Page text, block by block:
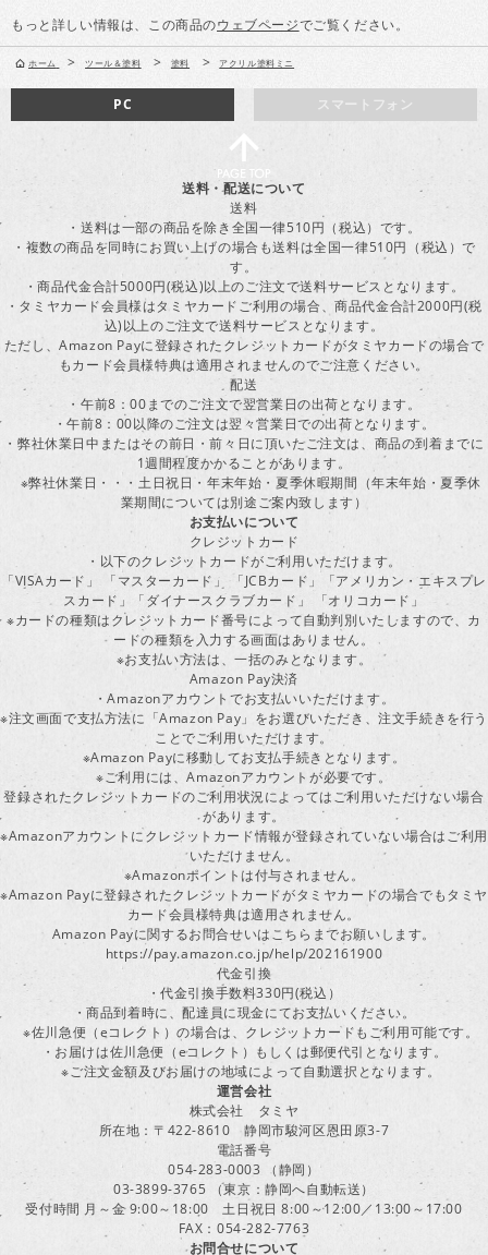
もっと詳しい情報は、この商品のウェブページでご覧ください。
ホーム > ツール＆塗料 > 塗料 > アクリル塗料ミニ
スマートフォン
PC
送料・配送について
送料
・送料は一部の商品を除き全国一律510円（税込）です。
・複数の商品を同時にお買い上げの場合も送料は全国一律510円（税込）で
す。
・商品代金合計5000円(税込)以上のご注文で送料サービスとなります。
・タミヤカード会員様はタミヤカードご利用の場合、商品代金合計2000円(税
込)以上のご注文で送料サービスとなります。
ただし、Amazon Payに登録されたクレジットカードがタミヤカードの場合で
もカード会員様特典は適用されませんのでご注意ください。
配送
・午前8：00までのご注文で翌営業日の出荷となります。
・午前8：00以降のご注文は翌々営業日での出荷となります。
・弊社休業日中またはその前日・前々日に頂いたご注文は、商品の到着までに
1週間程度かかることがあります。
※弊社休業日・・・土日祝日・年末年始・夏季休暇期間（年末年始・夏季休
業期間については別途ご案内致します）
お支払いについて
クレジットカード
・以下のクレジットカードがご利用いただけます。
「VISAカード」 「マスターカード」 「JCBカード」「アメリカン・エキスプレ
スカード」「ダイナースクラブカード」 「オリコカード」
※カードの種類はクレジットカード番号によって自動判別いたしますので、カ
ードの種類を入力する画面はありません。
※お支払い方法は、一括のみとなります。
Amazon Pay決済
・Amazonアカウントでお支払いいただけます。
※注文画面で支払方法に「Amazon Pay」をお選びいただき、注文手続きを行う
ことでご利用いただけます。
※Amazon Payに移動してお支払手続きとなります。
※ご利用には、Amazonアカウントが必要です。
登録されたクレジットカードのご利用状況によってはご利用いただけない場合
があります。
※Amazonアカウントにクレジットカード情報が登録されていない場合はご利用
いただけません。
※Amazonポイントは付与されません。
※Amazon Payに登録されたクレジットカードがタミヤカードの場合でもタミヤ
カード会員様特典は適用されません。
Amazon Payに関するお問合せいはこちらまでお願いします。
https://pay.amazon.co.jp/help/202161900
代金引換
・代金引換手数料330円(税込）
・商品到着時に、配達員に現金にてお支払いください。
※佐川急便（eコレクト）の場合は、クレジットカードもご利用可能です。
・お届けは佐川急便（eコレクト）もしくは郵便代引となります。
※ご注文金額及びお届けの地域によって自動選択となります。
運営会社
株式会社 タミヤ
所在地：〒422-8610 静岡市駿河区恩田原3-7
電話番号
054-283-0003 （静岡）
03-3899-3765 （東京：静岡へ自動転送）
受付時間 月～金 9:00～18:00 土日祝日 8:00～12:00／13:00～17:00
FAX：054-282-7763
お問合せについて